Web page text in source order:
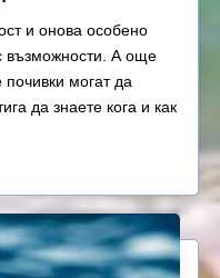
и онова особено
възможности. А още
почивки могат да
да знаете кога и как